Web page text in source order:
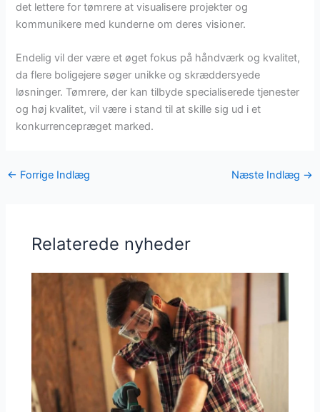
det lettere for tømrere at visualisere projekter og
kommunikere med kunderne om deres visioner.
Endelig vil der være et øget fokus på håndværk og kvalitet,
da flere boligejere søger unikke og skræddersyede
løsninger. Tømrere, der kan tilbyde specialiserede tjenester
og høj kvalitet, vil være i stand til at skille sig ud i et
konkurrencepræget marked.
← Forrige Indlæg Næste Indlæg →
Relaterede nyheder